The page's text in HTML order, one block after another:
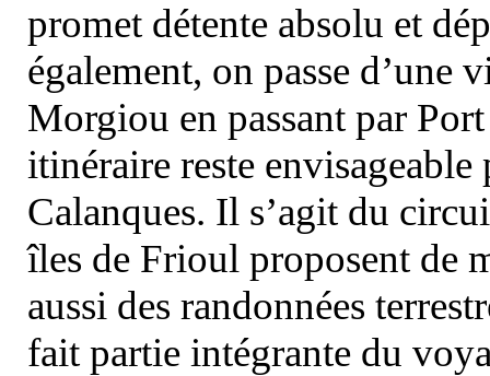
promet détente absolu et
également, on passe d’une
Morgiou en passant par
itinéraire reste
Calanques. Il s’agit du
îles de Frioul proposent de
aussi des randonnées
fait partie intégrante du